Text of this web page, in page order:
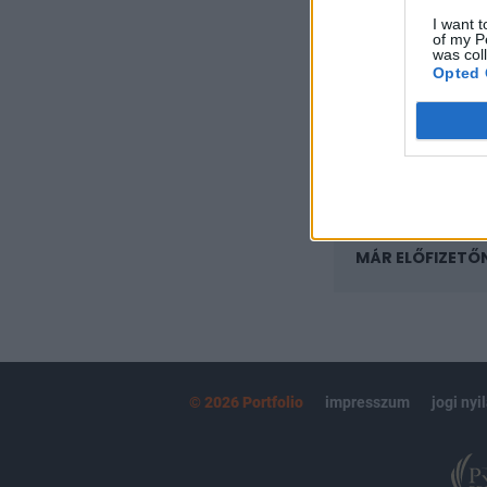
I want
of my
was
Opted
Az előfizetés a
Portfolio.hu
MÁR
© 2026 Portfolio impresszum jogi